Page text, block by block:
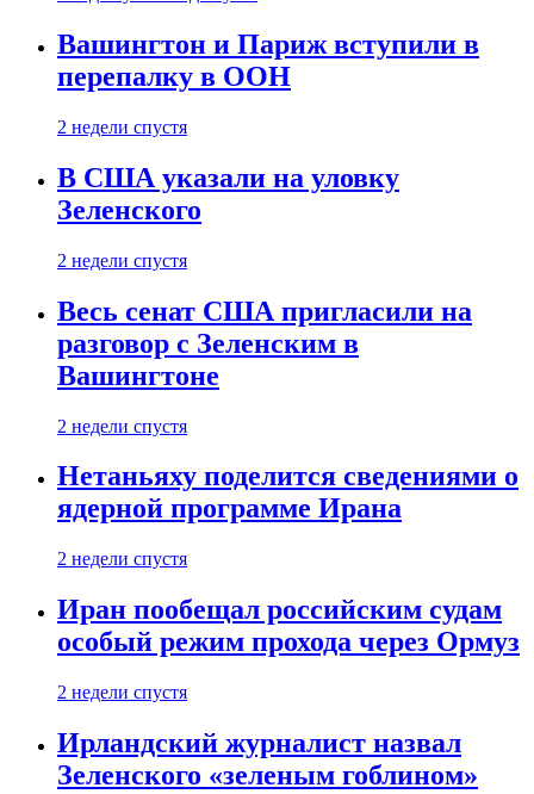
Вашингтон и Париж вступили в
перепалку в ООН
2 недели спустя
В США указали на уловку
Зеленского
2 недели спустя
Весь сенат США пригласили на
разговор с Зеленским в
Вашингтоне
2 недели спустя
Нетаньяху поделится сведениями о
ядерной программе Ирана
2 недели спустя
Иран пообещал российским судам
особый режим прохода через Ормуз
2 недели спустя
Ирландский журналист назвал
Зеленского «зеленым гоблином»